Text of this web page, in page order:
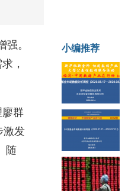
。
，
廖群
激发
随
小编推荐